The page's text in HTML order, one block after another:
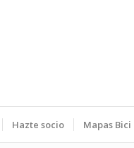
Hazte socio Mapas Bici